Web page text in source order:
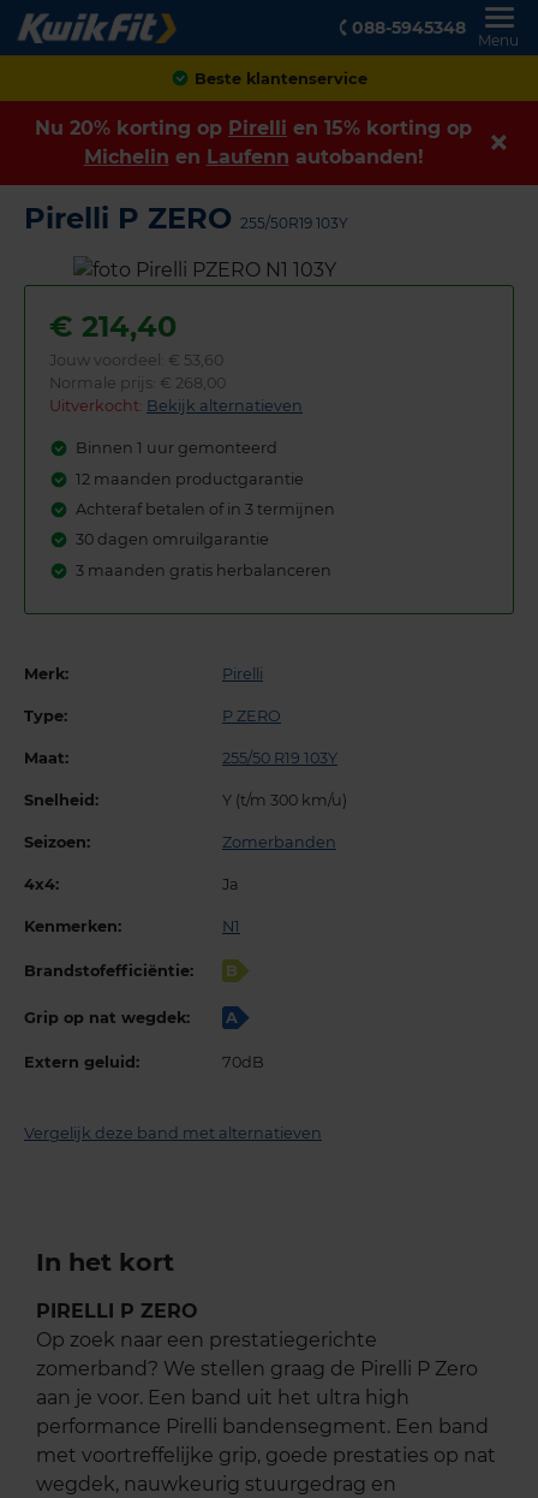
088-5945348
Menu
Achteraf betalen
Nu 20% korting op Pirelli en 15% korting op
Michelin en Laufenn autobanden!
Pirelli P ZERO 255/50R19 103Y
€ 214,40
Jouw voordeel: € 53,60
Normale prijs: € 268,00
Uitverkocht: Bekijk alternatieven
Binnen 1 uur gemonteerd
12 maanden productgarantie
Achteraf betalen of in 3 termijnen
30 dagen omruilgarantie
3 maanden gratis herbalanceren
Merk: Pirelli
Type: P ZERO
Maat: 255/50 R19 103Y
Snelheid: Y (t/m 300 km/u)
Seizoen: Zomerbanden
4x4: Ja
Kenmerken: N1
Brandstofefficiëntie: B
Grip op nat wegdek: A
Extern geluid: 70dB
Vergelijk deze band met alternatieven
In het kort
PIRELLI P ZERO
Op zoek naar een prestatiegerichte
zomerband? We stellen graag de Pirelli P Zero
aan je voor. Een band uit het ultra high
performance Pirelli bandensegment. Een band
met voortreffelijke grip, goede prestaties op nat
wegdek, nauwkeurig stuurgedrag en